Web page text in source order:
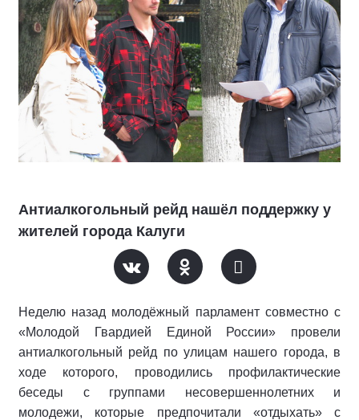
Антиалкогольный рейд нашёл поддержку у
жителей города Калуги
Неделю назад молодёжный парламент совместно с
«Молодой Гвардией Единой России» провели
антиалкогольный рейд по улицам нашего города, в
ходе которого, проводились профилактические
беседы с группами несовершеннолетних и
молодежи, которые предпочитали «отдыхать» с